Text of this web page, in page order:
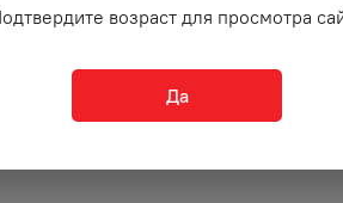
возраст для просмотра
Да